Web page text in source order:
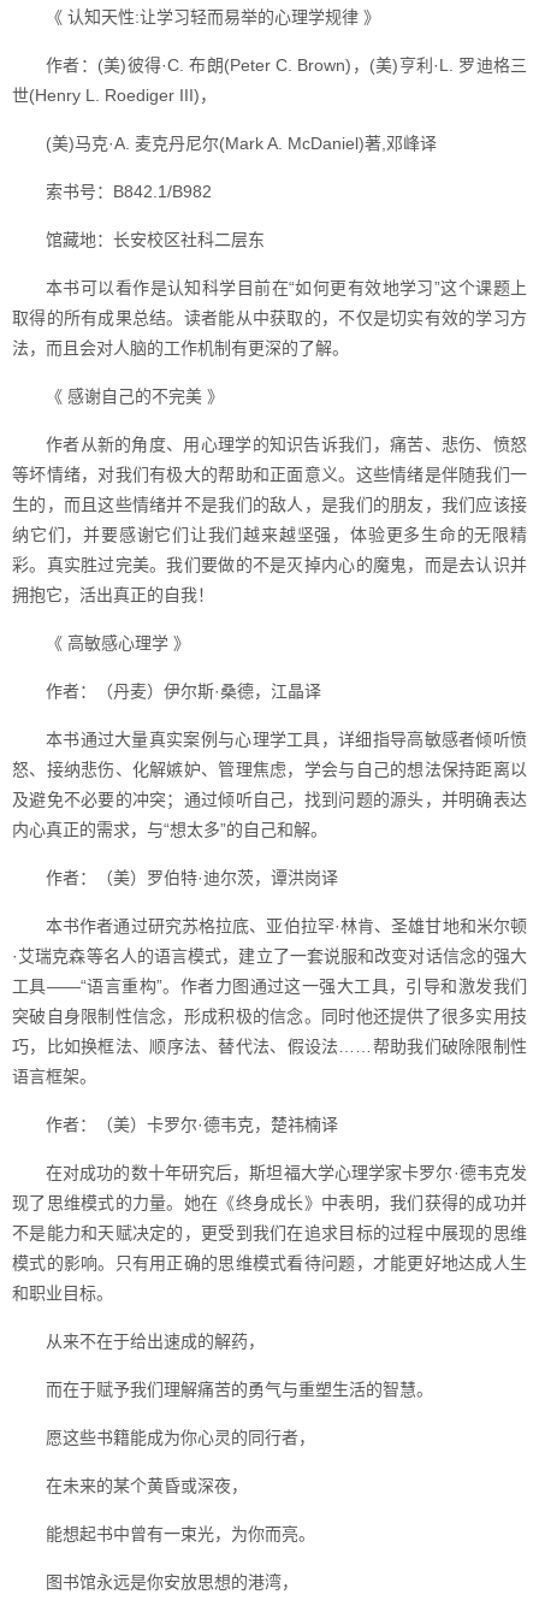
《 认知天性:让学习轻而易举的心理学规律 》
作者：(美)彼得·C. 布朗(Peter C. Brown)，(美)亨利·L. 罗迪格三
世(Henry L. Roediger III)，
(美)马克·A. 麦克丹尼尔(Mark A. McDaniel)著,邓峰译
索书号：B842.1/B982
馆藏地：长安校区社科二层东
本书可以看作是认知科学目前在“如何更有效地学习”这个课题上
取得的所有成果总结。读者能从中获取的，不仅是切实有效的学习方
法，而且会对人脑的工作机制有更深的了解。
《 感谢自己的不完美 》
作者从新的角度、用心理学的知识告诉我们，痛苦、悲伤、愤怒
等坏情绪，对我们有极大的帮助和正面意义。这些情绪是伴随我们一
生的，而且这些情绪并不是我们的敌人，是我们的朋友，我们应该接
纳它们，并要感谢它们让我们越来越坚强，体验更多生命的无限精
彩。真实胜过完美。我们要做的不是灭掉内心的魔鬼，而是去认识并
拥抱它，活出真正的自我！
《 高敏感心理学 》
作者：（丹麦）伊尔斯·桑德，江晶译
本书通过大量真实案例与心理学工具，详细指导高敏感者倾听愤
怒、接纳悲伤、化解嫉妒、管理焦虑，学会与自己的想法保持距离以
及避免不必要的冲突；通过倾听自己，找到问题的源头，并明确表达
内心真正的需求，与“想太多”的自己和解。
作者：（美）罗伯特·迪尔茨，谭洪岗译
本书作者通过研究苏格拉底、亚伯拉罕·林肯、圣雄甘地和米尔顿
·艾瑞克森等名人的语言模式，建立了一套说服和改变对话信念的强大
工具——“语言重构”。作者力图通过这一强大工具，引导和激发我们
突破自身限制性信念，形成积极的信念。同时他还提供了很多实用技
巧，比如换框法、顺序法、替代法、假设法……帮助我们破除限制性
语言框架。
作者：（美）卡罗尔·德韦克，楚祎楠译
在对成功的数十年研究后，斯坦福大学心理学家卡罗尔·德韦克发
现了思维模式的力量。她在《终身成长》中表明，我们获得的成功并
不是能力和天赋决定的，更受到我们在追求目标的过程中展现的思维
模式的影响。只有用正确的思维模式看待问题，才能更好地达成人生
和职业目标。
从来不在于给出速成的解药，
而在于赋予我们理解痛苦的勇气与重塑生活的智慧。
愿这些书籍能成为你心灵的同行者，
在未来的某个黄昏或深夜，
能想起书中曾有一束光，为你而亮。
图书馆永远是你安放思想的港湾，